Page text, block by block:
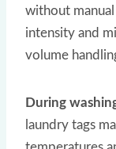
without
intensity and
volume
During
laundry tags